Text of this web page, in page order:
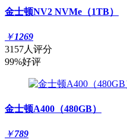
金士顿NV2 NVMe（1TB）
￥1269
3157人评分
99%好评
金士顿A400（480GB）
￥789